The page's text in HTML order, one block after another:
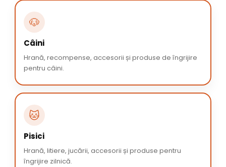
🐶
Câini
Hrană, recompense, accesorii și produse de îngrijire
pentru câini.
🐱
Pisici
Hrană, litiere, jucării, accesorii și produse pentru
îngrijire zilnică.